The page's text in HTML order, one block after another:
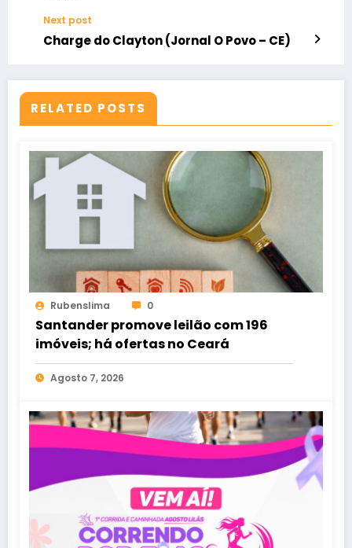
Next post
Charge do Clayton (Jornal O Povo – CE)
RELATED POSTS
Rubenslima 0
Santander promove leilão com 196
imóveis; há ofertas no Ceará
Agosto 7, 2026